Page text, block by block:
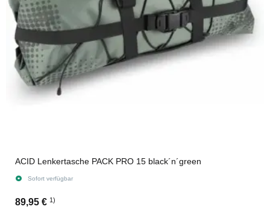
ACID Lenkertasche PACK PRO 15 black´n´green
Sofort verfügbar
89,95 € 1)